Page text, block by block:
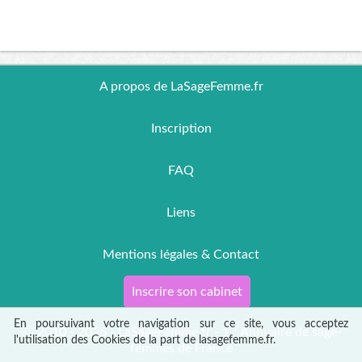
En poursuivant votre navigation sur ce site, vous acceptez
l'utilisation des Cookies de la part de lasagefemme.fr.
A propos de LaSageFemme.fr
Inscription
FAQ
Liens
Mentions légales & Contact
Inscrire son cabinet
Ⓒ 2010 - 2026 - LaSageFemme.fr - 1 er
Annuaire de sage-
femmes de France